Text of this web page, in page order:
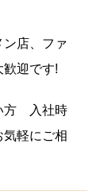
店、ファ
歓迎です!
方 入社時
軽にご相